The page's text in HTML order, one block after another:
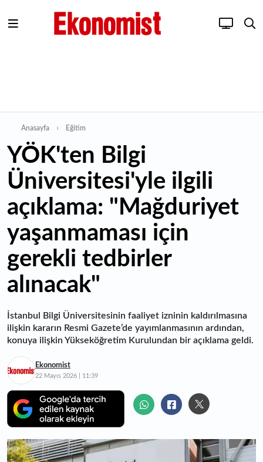
Anasayfa Eğitim
YÖK'ten Bilgi
Üniversitesi'yle ilgili
açıklama: "Mağduriyet
yaşanmaması için
gerekli tedbirler
alınacak"
İstanbul Bilgi Üniversitesinin faaliyet izninin kaldırılmasına
ilişkin kararın Resmi Gazete’de yayımlanmasının ardından,
konuya ilişkin Yükseköğretim Kurulundan bir açıklama geldi.
Ekonomist
22 Mayıs 2026 | 11:39